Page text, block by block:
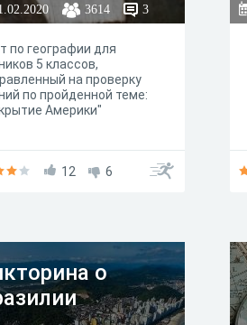
3614 3
по географии для
5 классов,
на проверку
по пройденной теме:
Америки"
12 6
о